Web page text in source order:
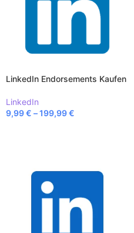
LinkedIn Endorsements Kaufen
LinkedIn
9,99€ –199,99€